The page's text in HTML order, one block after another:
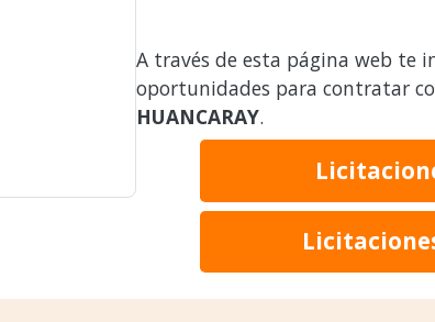
A través de esta página web te
oportunidades para contratar
HUANCARAY.